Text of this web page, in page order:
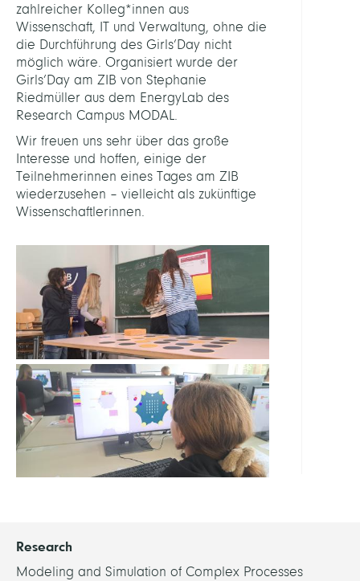
zahlreicher Kolleg*innen aus
Wissenschaft, IT und Verwaltung, ohne die
die Durchführung des Girls’Day nicht
möglich wäre. Organisiert wurde der
Girls’Day am ZIB von Stephanie
Riedmüller aus dem EnergyLab des
Research Campus MODAL.
Wir freuen uns sehr über das große
Interesse und hoffen, einige der
Teilnehmerinnen eines Tages am ZIB
wiederzusehen – vielleicht als zukünftige
Wissenschaftlerinnen.
Research
Modeling and Simulation of Complex Processes